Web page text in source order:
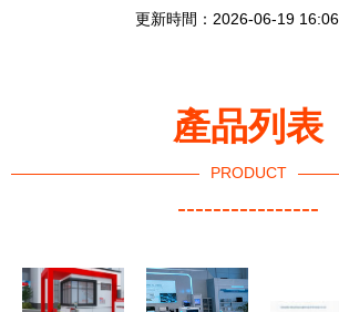
更新時間：2026-06-19
產品列表
PRODUCT
----------------